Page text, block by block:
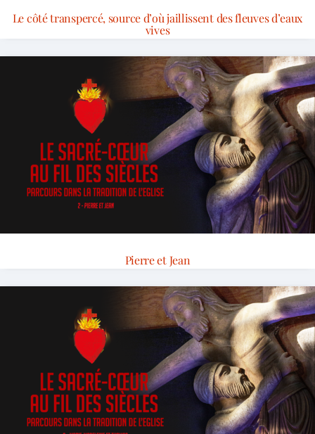
Le côté transpercé, source d’où jaillissent des fleuves d’eaux
vives
Pierre et Jean